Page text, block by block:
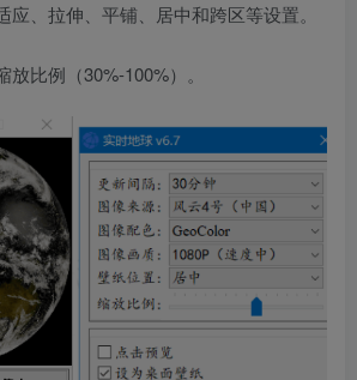
应、拉伸、平铺、居中和跨区等设置。
比例（30%-100%）。